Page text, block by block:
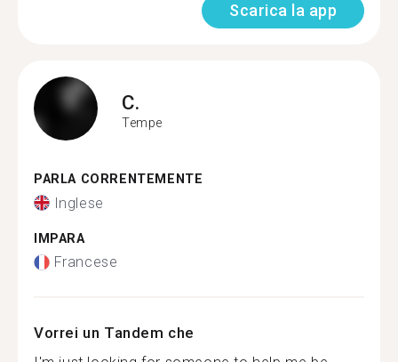
Scarica la app
C.
Tempe
PARLA CORRENTEMENTE
Inglese
IMPARA
Francese
Vorrei un Tandem che